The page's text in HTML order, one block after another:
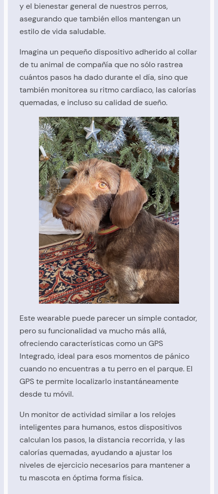
y el bienestar general de nuestros perros,
asegurando que también ellos mantengan un
estilo de vida saludable.
Imagina un pequeño dispositivo adherido al collar
de tu animal de compañía que no sólo rastrea
cuántos pasos ha dado durante el día, sino que
también monitorea su ritmo cardíaco, las calorías
quemadas, e incluso su calidad de sueño.
Este wearable puede parecer un simple contador,
pero su funcionalidad va mucho más allá,
ofreciendo características como un GPS
Integrado, ideal para esos momentos de pánico
cuando no encuentras a tu perro en el parque. El
GPS te permite localizarlo instantáneamente
desde tu móvil.
Un monitor de actividad similar a los relojes
inteligentes para humanos, estos dispositivos
calculan los pasos, la distancia recorrida, y las
calorías quemadas, ayudando a ajustar los
niveles de ejercicio necesarios para mantener a
tu mascota en óptima forma física.